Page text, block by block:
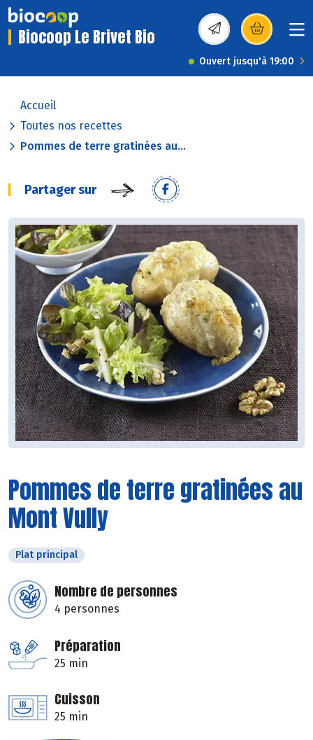
Biocoop Le Brivet Bio (s’ouvre dans une
Ouvert jusqu'à 19:00
Accueil
Toutes nos recettes
Pommes de terre gratinées au...
Partager sur
Pommes de terre gratinées au
Mont Vully
Plat principal
Nombre de personnes
4 personnes
Préparation
25 min
Cuisson
25 min